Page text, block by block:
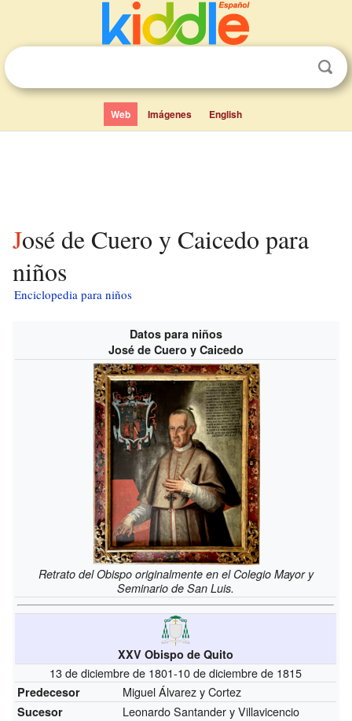
Web Imágenes English
José de Cuero y Caicedo para
niños
Enciclopedia para niños
Datos para niños
José de Cuero y Caicedo
Retrato del Obispo originalmente en el Colegio Mayor y
Seminario de San Luis.
XXV Obispo de Quito
13 de diciembre de 1801-10 de diciembre de 1815
Predecesor Miguel Álvarez y Cortez
Sucesor Leonardo Santander y Villavicencio